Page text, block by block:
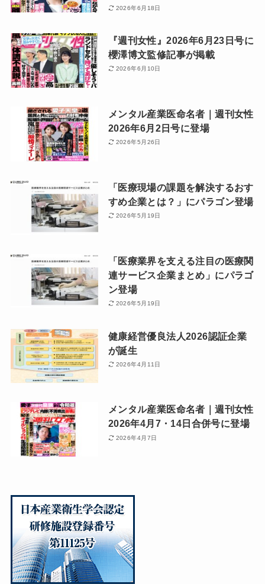
2026年6月18日
『週刊女性』2026年6月23日号に
櫻澤博文監修記事が掲載
2026年6月10日
メンタル産業医命名者｜週刊女性
2026年6月2日号に登場
2026年5月26日
「医療現場の課題を解決するおす
すめ企業とは？」にパラゴン登場
2026年5月19日
「医療業界を支える注目の医療関
連サービス企業まとめ」にパラゴ
ン登場
2026年5月19日
健康経営優良法人2026認証企業
が誕生
2026年4月11日
メンタル産業医命名者｜週刊女性
2026年4月7・14日合併号に登場
2026年4月7日